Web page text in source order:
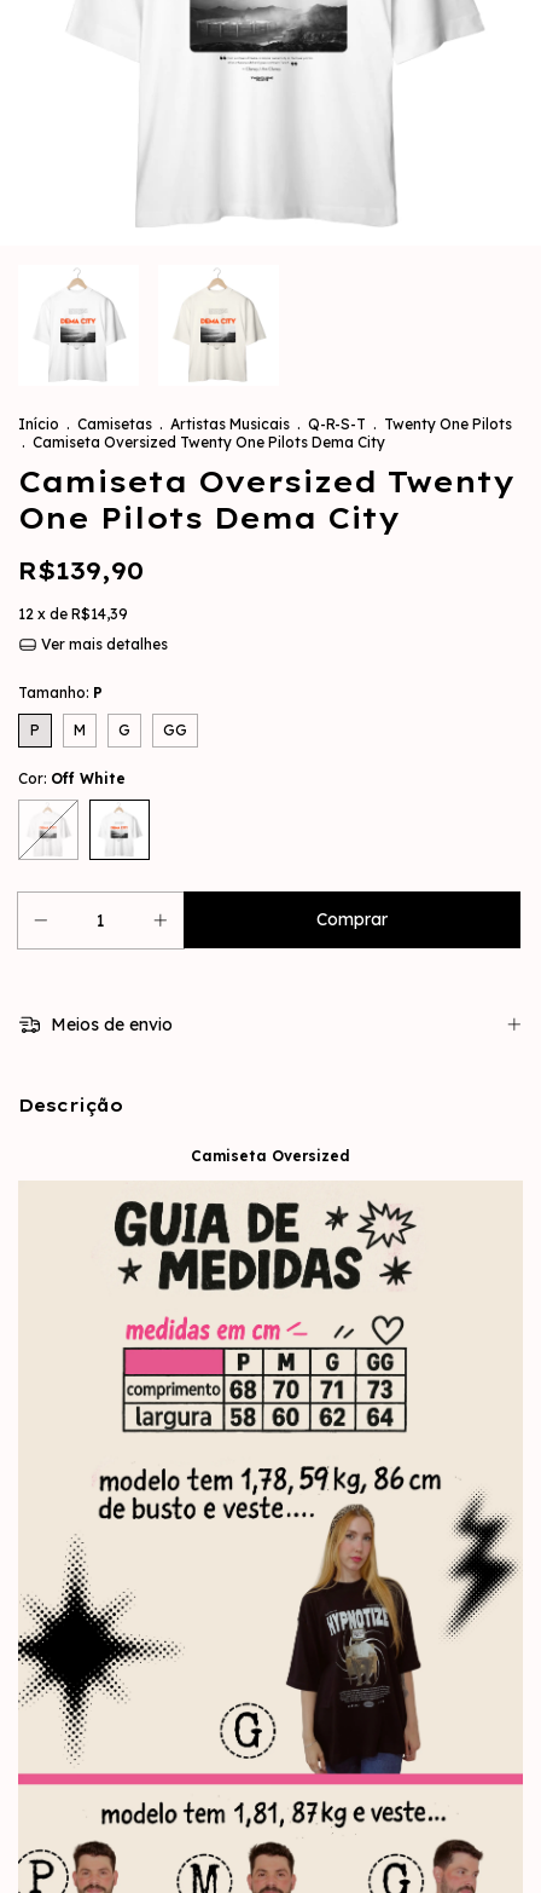
Início . Camisetas . Artistas Musicais . Q-R-S-T . Twenty One Pilots
. Camiseta Oversized Twenty One Pilots Dema City
Camiseta Oversized Twenty
One Pilots Dema City
R$139,90
12 x de R$14,39
Ver mais detalhes
Tamanho: P
P M G GG
Cor: Off White
Meios de envio
Descrição
Camiseta Oversized